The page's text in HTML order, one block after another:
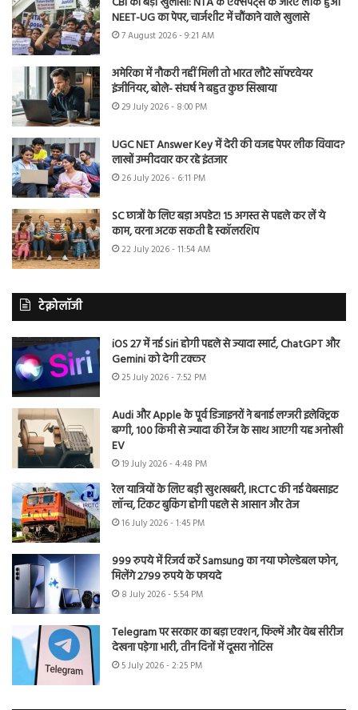
NEET-UG का पेपर, चार्जशीट में चौंकाने वाले खुलासे
7 August 2026 - 9:21 AM
अमेरिका में नौकरी नहीं मिली तो भारत लौटे सॉफ्टवेयर
इंजीनियर, बोले- संघर्ष ने बहुत कुछ सिखाया
29 July 2026 - 8:00 PM
UGC NET Answer Key में देरी की वजह पेपर लीक विवाद?
लाखों उम्मीदवार कर रहे इंतजार
26 July 2026 - 6:11 PM
SC छात्रों के लिए बड़ा अपडेट! 15 अगस्त से पहले कर लें ये
काम, वरना अटक सकती है स्कॉलरशिप
22 July 2026 - 11:54 AM
टेक्नोलॉजी
iOS 27 में नई Siri होगी पहले से ज्यादा स्मार्ट, ChatGPT और
Gemini को देगी टक्कर
25 July 2026 - 7:52 PM
Audi और Apple के पूर्व डिजाइनरों ने बनाई लग्जरी इलेक्ट्रिक
बग्गी, 100 किमी से ज्यादा की रेंज के साथ आएगी यह अनोखी
EV
19 July 2026 - 4:48 PM
रेल यात्रियों के लिए बड़ी खुशखबरी, IRCTC की नई वेबसाइट
लॉन्च, टिकट बुकिंग होगी पहले से आसान और तेज
16 July 2026 - 1:45 PM
999 रुपये में रिजर्व करें Samsung का नया फोल्डेबल फोन,
मिलेंगे 2799 रुपये के फायदे
8 July 2026 - 5:54 PM
Telegram पर सरकार का बड़ा एक्शन, फिल्में और वेब सीरीज
देखना पड़ेगा भारी, तीन दिनों में दूसरा नोटिस
5 July 2026 - 2:25 PM